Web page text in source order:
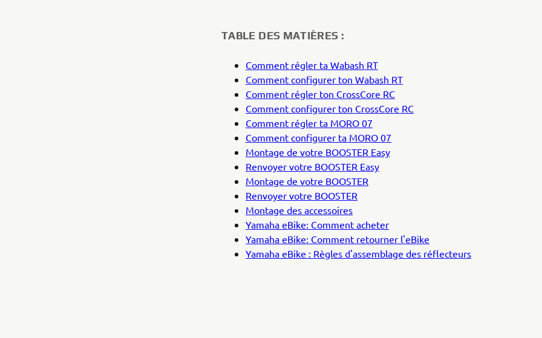
TABLE DES MATIÈRES :
Comment régler ta Wabash RT
Comment configurer ton Wabash RT
Comment régler ton CrossCore RC
Comment configurer ton CrossCore RC
Comment régler ta MORO 07
Comment configurer ta MORO 07
Montage de votre BOOSTER Easy
Renvoyer votre BOOSTER Easy
Montage de votre BOOSTER
Renvoyer votre BOOSTER
Montage des accessoires
Yamaha eBike: Comment acheter
Yamaha eBike: Comment retourner l'eBike
Yamaha eBike : Règles d'assemblage des réflecteurs